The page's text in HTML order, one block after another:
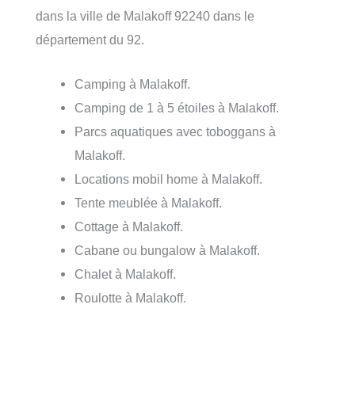
dans la ville de Malakoff 92240 dans le
département du 92.
Camping à Malakoff.
Camping de 1 à 5 étoiles à Malakoff.
Parcs aquatiques avec toboggans à
Malakoff.
Locations mobil home à Malakoff.
Tente meublée à Malakoff.
Cottage à Malakoff.
Cabane ou bungalow à Malakoff.
Chalet à Malakoff.
Roulotte à Malakoff.